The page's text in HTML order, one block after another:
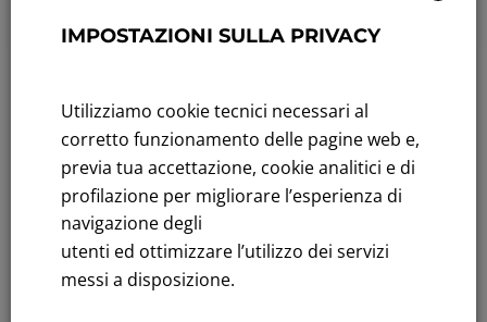
Title performance: On the stock Exchange
Tenders: All Tenders
FNM S.p.A.
Headquarters in Milan, Piazzale Cadorna, 14
fnm@legalmail.it
IMPOSTAZIONI SULLA PRIVACY
Utilizziamo cookie tecnici necessari al
corretto funzionamento delle pagine web e,
previa tua accettazione, cookie analitici e di
profilazione per migliorare l’esperienza di
navigazione degli
utenti ed ottimizzare l’utilizzo dei servizi
messi a disposizione.